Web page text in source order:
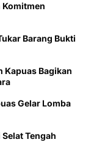
Komitmen
Barang Bukti
Kapuas Bagikan
Gelar Lomba
Tengah